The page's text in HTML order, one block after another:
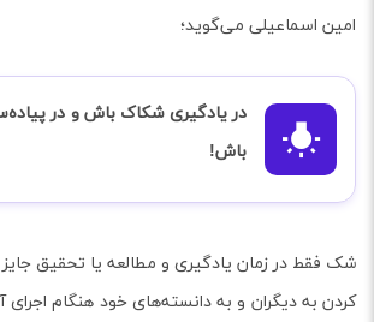
امین اسماعیلی می‌گوید؛
در یادگیری شکاک باش و در
باش!
شک فقط در زمان یادگیری و مطالعه یا تحقیق
کردن به دیگران و به دانسته‌های خود هنگام